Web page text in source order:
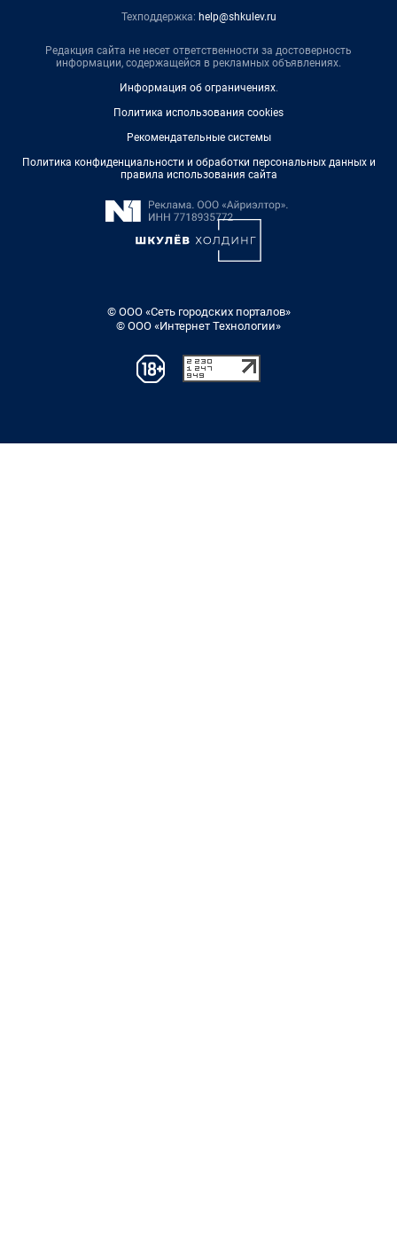
Техподдержка: help@shkulev.ru
Редакция сайта не несет ответственности за достоверность
информации, содержащейся в рекламных объявлениях.
Информация об ограничениях.
Политика использования cookies
Рекомендательные системы
Политика конфиденциальности и обработки персональных данных и
правила использования сайта
© ООО «Сеть городских порталов»
© ООО «Интернет Технологии»